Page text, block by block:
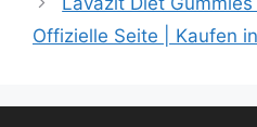
Offizielle Seite | Kaufen